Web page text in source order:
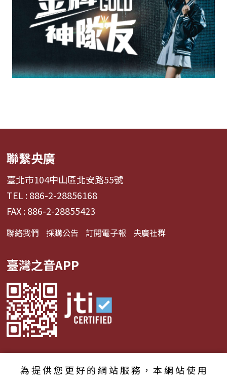
聯繫央廣
臺北市104中山區北安路55號
TEL : 886-2-28856168
FAX : 886-2-28855423
聯絡我們 採購公告 訂閱電子報 央廣社群
臺灣之音APP
為提供您更好的網站服務，本網站使用